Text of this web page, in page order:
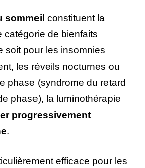
sommeil constituent la
catégorie de bienfaits
soit pour les insomnies
les réveils nocturnes ou
phase (syndrome du retard
phase), la luminothérapie
progressivement
.
efficace pour les